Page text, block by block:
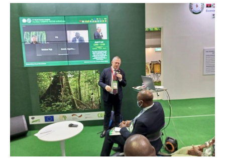
CEFDHAC
Autres Publications